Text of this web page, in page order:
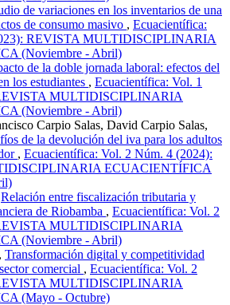
de variaciones en los inventarios de una
de consumo masivo , Ecuacientífica:
REVISTA MULTIDISCIPLINARIA
(Noviembre - Abril)
de la doble jornada laboral: efectos del
los estudiantes , Ecuacientífica: Vol. 1
MULTIDISCIPLINARIA
(Noviembre - Abril)
Carpio Salas, David Carpio Salas,
de la devolución del iva para los adultos
, Ecuacientífica: Vol. 2 Núm. 4 (2024):
ECUACIENTÍFICA
Relación entre fiscalización tributaria y
de Riobamba , Ecuacientífica: Vol. 2
MULTIDISCIPLINARIA
(Noviembre - Abril)
Transformación digital y competitividad
comercial , Ecuacientífica: Vol. 2
MULTIDISCIPLINARIA
(Mayo - Octubre)